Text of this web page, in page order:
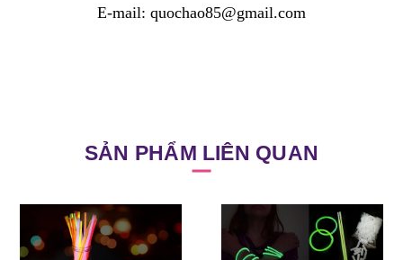
E-mail: quochao85@gmail.com
SẢN PHẨM LIÊN QUAN